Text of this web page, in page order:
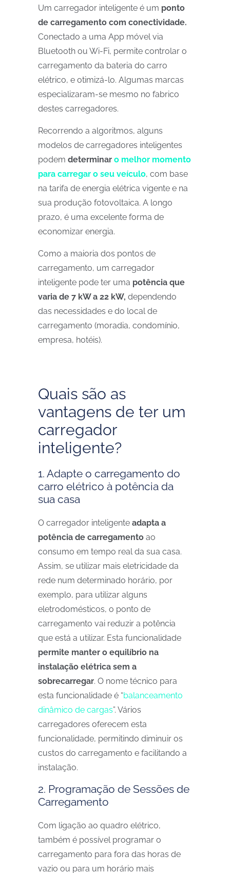
Um carregador inteligente é um ponto
de carregamento com conectividade.
Conectado a uma App móvel via
Bluetooth ou Wi-Fi, permite controlar o
carregamento da bateria do carro
elétrico, e otimizá-lo. Algumas marcas
especializaram-se mesmo no fabrico
destes carregadores.
Recorrendo a algoritmos, alguns
modelos de carregadores inteligentes
podem determinar o melhor momento
para carregar o seu veículo, com base
na tarifa de energia elétrica vigente e na
sua produção fotovoltaica. A longo
prazo, é uma excelente forma de
economizar energia.
Como a maioria dos pontos de
carregamento, um carregador
inteligente pode ter uma potência que
varia de 7 kW a 22 kW, dependendo
das necessidades e do local de
carregamento (moradia, condomínio,
empresa, hotéis).
Quais são as
vantagens de ter um
carregador
inteligente?
1. Adapte o carregamento do
carro elétrico à potência da
sua casa
O carregador inteligente adapta a
potência de carregamento ao
consumo em tempo real da sua casa.
Assim, se utilizar mais eletricidade da
rede num determinado horário, por
exemplo, para utilizar alguns
eletrodomésticos, o ponto de
carregamento vai reduzir a potência
que está a utilizar. Esta funcionalidade
permite manter o equilíbrio na
instalação elétrica sem a
sobrecarregar. O nome técnico para
esta funcionalidade é “balanceamento
dinâmico de cargas”. Vários
carregadores oferecem esta
funcionalidade, permitindo diminuir os
custos do carregamento e facilitando a
instalação.
2. Programação de Sessões de
Carregamento
Com ligação ao quadro elétrico,
também é possível programar o
carregamento para fora das horas de
vazio ou para um horário mais